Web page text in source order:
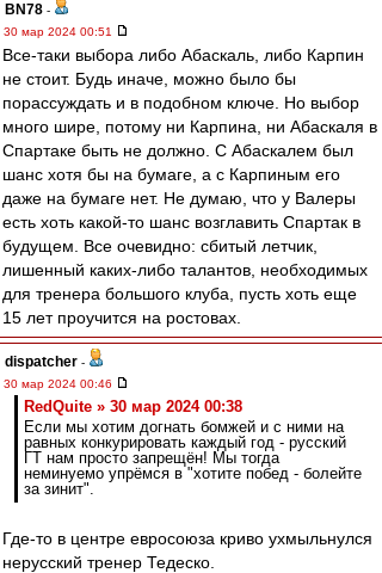
BN78 -
30 мар 2024 00:51
Все-таки выбора либо Абаскаль, либо Карпин
не стоит. Будь иначе, можно было бы
порассуждать и в подобном ключе. Но выбор
много шире, потому ни Карпина, ни Абаскаля в
Спартаке быть не должно. С Абаскалем был
шанс хотя бы на бумаге, а с Карпиным его
даже на бумаге нет. Не думаю, что у Валеры
есть хоть какой-то шанс возглавить Спартак в
будущем. Все очевидно: сбитый летчик,
лишенный каких-либо талантов, необходимых
для тренера большого клуба, пусть хоть еще
15 лет проучится на ростовах.
dispatcher -
30 мар 2024 00:46
RedQuite » 30 мар 2024 00:38
Если мы хотим догнать бомжей и с ними на
равных конкурировать каждый год - русский
ГТ нам просто запрещён! Мы тогда
неминуемо упрёмся в "хотите побед - болейте
за зинит".
Где-то в центре евросоюза криво ухмыльнулся
нерусский тренер Тедеско.